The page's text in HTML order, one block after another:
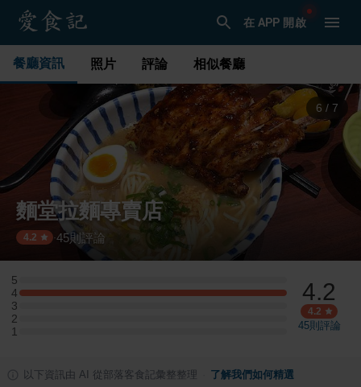
在 APP 開啟
餐廳資訊 照片 評論 相似餐廳
6 / 7
麵堂拉麵專賣店
4.2 ·45則評論
5
5 星：0 則評論
4
4 星：3 則評論
3
3 星：0 則評論
2
2 星：0 則評論
1
1 星：0 則評論
4.2
4.2
45則評論
以下資訊由 AI 從部落客食記彙整整理 了解我們如何精選